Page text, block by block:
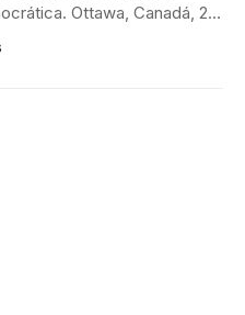
Ottawa, Canadá, 24